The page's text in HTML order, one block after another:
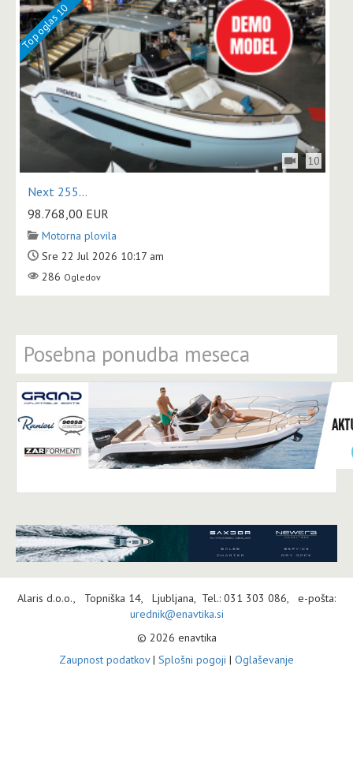
Top oglas 10
10
Next 255...
98.768,00 EUR
Motorna plovila
Sre 22 Jul 2026 10:17 am
286 Ogledov
Posebna ponudba meseca
Alaris d.o.o., Topniška 14, Ljubljana, Tel.: 031 303 086, e-pošta:
urednik@enavtika.si
© 2026 enavtika
Zaupnost podatkov| Splošni pogoji | Oglaševanje